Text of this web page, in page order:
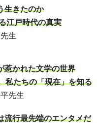
生きたのか
江戸時代の真実
生
惹かれた文学の世界
私たちの「現在」を知る
先生
流行最先端のエンタメだ